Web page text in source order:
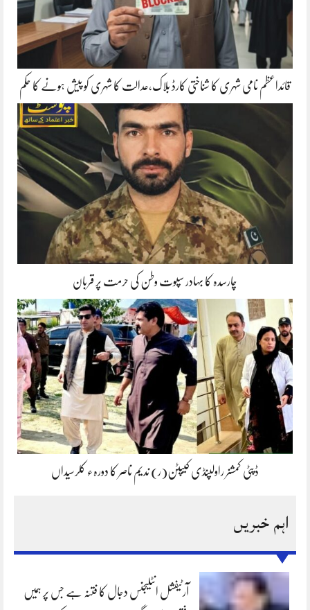
قائداعظم نامی شہری کا شناختی کارڈ بلاک،عدالت کا شہری کو پیش ہونے کا حکم
چارسدہ کا بہادر سپوت وطن کی حرمت پر قربان
ڈپٹی کمشنر راولپنڈی کیپٹن(ر) ندیم ناصر کا دورہء کلرسیداں
اہم خبریں
آرٹیفشل انٹلیجنس دجال کا فتنہ ہے جس پر ہمیں